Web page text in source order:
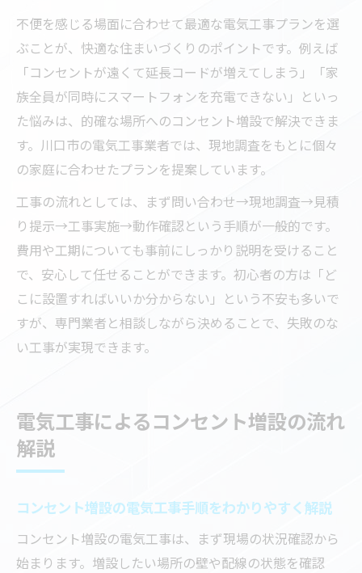
不便を感じる場面に合わせて最適な電気工事プランを選
ぶことが、快適な住まいづくりのポイントです。例えば
「コンセントが遠くて延長コードが増えてしまう」「家
族全員が同時にスマートフォンを充電できない」といっ
た悩みは、的確な場所へのコンセント増設で解決できま
す。川口市の電気工事業者では、現地調査をもとに個々
の家庭に合わせたプランを提案しています。
工事の流れとしては、まず問い合わせ→現地調査→見積
り提示→工事実施→動作確認という手順が一般的です。
費用や工期についても事前にしっかり説明を受けること
で、安心して任せることができます。初心者の方は「ど
こに設置すればいいか分からない」という不安も多いで
すが、専門業者と相談しながら決めることで、失敗のな
い工事が実現できます。
電気工事によるコンセント増設の流れ
解説
コンセント増設の電気工事手順をわかりやすく解説
コンセント増設の電気工事は、まず現場の状況確認から
始まります。増設したい場所の壁や配線の状態を確認